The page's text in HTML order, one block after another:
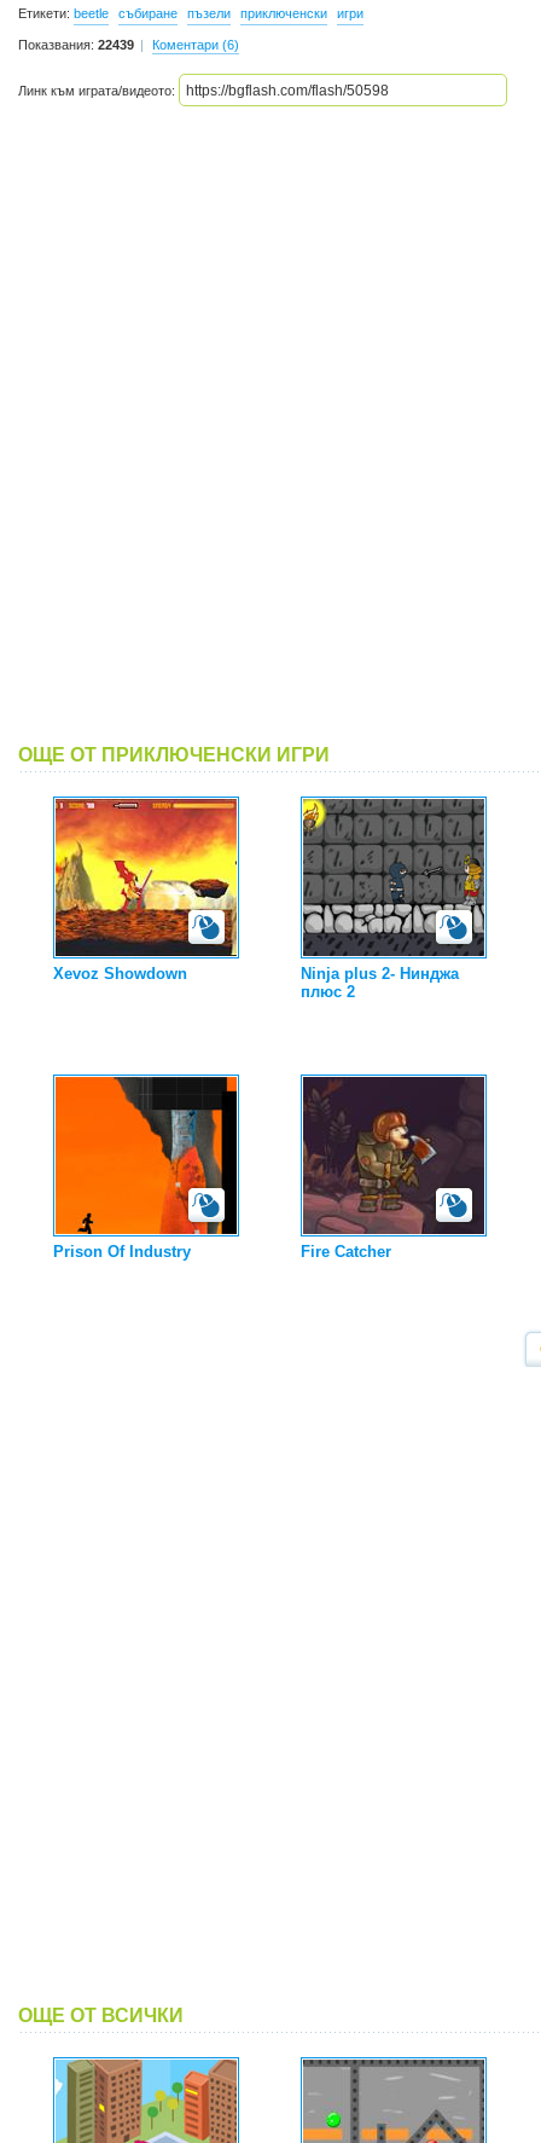
Етикети: beetle събиране пъзели приключенски игри
Показвания: 22439 Коментари (6)
Линк към играта/видеото:
ОЩЕ ОТ ПРИКЛЮЧЕНСКИ ИГРИ
Xevoz Showdown
Ninja plus 2- Нинджа
плюс 2
Prison Of Industry Fire Catcher
ОЩЕ ОТ ВСИЧКИ